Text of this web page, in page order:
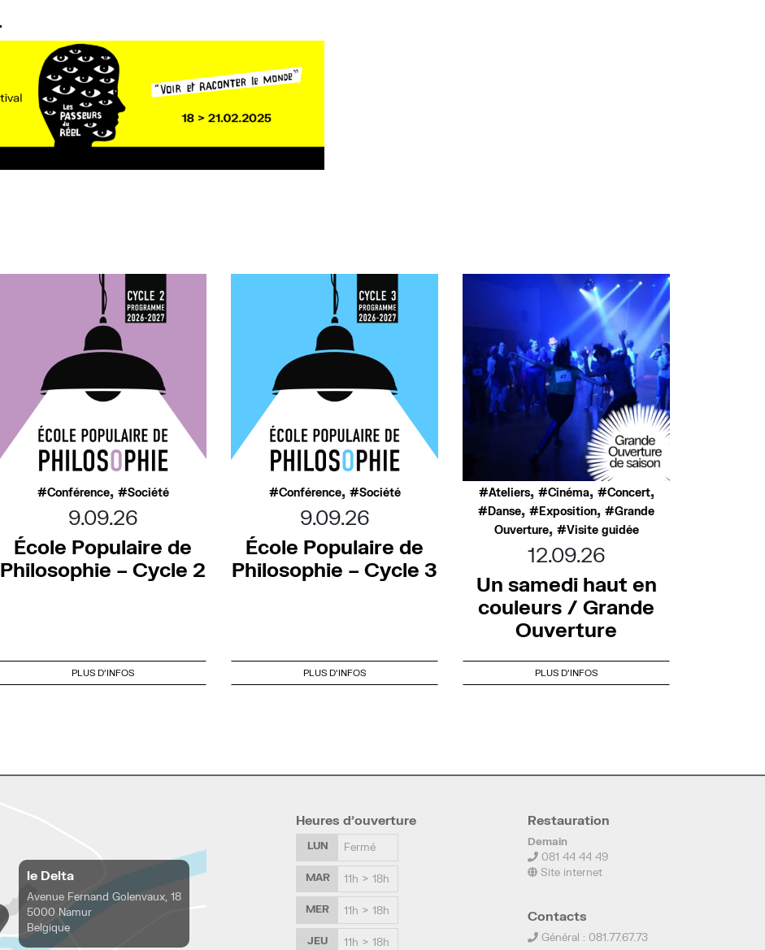
Conférence, Société
9.09.26
École Populaire de
Philosophie – Cycle 2
PLUS D'INFOS
Conférence, Société
9.09.26
École Populaire de
Philosophie – Cycle 3
PLUS D'INFOS
Ateliers, Cinéma, Concert,
Danse, Exposition,
Grande
Ouverture, Visite guidée
12.09.26
Un samedi haut en
couleurs / Grande
Ouverture
PLUS D'INFOS
le Delta
Avenue Fernand Golenvaux, 18
5000 Namur
Belgique
Heures d’ouverture
LUN Fermé
MAR 11h > 18h
MER 11h > 18h
JEU 11h > 18h
Restauration
Demain
081 44 44 49
Site internet
Contacts
Général : 081.77.67.73